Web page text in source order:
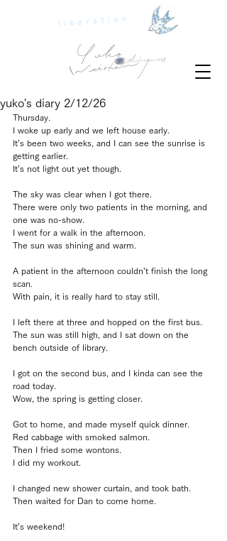
liberation
yuko's diary 2/12/26
Thursday.
I woke up early and we left house early.
It’s been two weeks, and I can see the sunrise is
getting earlier.
It’s not light out yet though.
The sky was clear when I got there.
There were only two patients in the morning, and
one was no-show.
I went for a walk in the afternoon.
The sun was shining and warm.
A patient in the afternoon couldn’t finish the long
scan.
With pain, it is really hard to stay still.
I left there at three and hopped on the first bus.
The sun was still high, and I sat down on the
bench outside of library.
I got on the second bus, and I kinda can see the
road today.
Wow, the spring is getting closer.
Got to home, and made myself quick dinner.
Red cabbage with smoked salmon.
Then I fried some wontons.
I did my workout.
I changed new shower curtain, and took bath.
Then waited for Dan to come home.
It’s weekend!